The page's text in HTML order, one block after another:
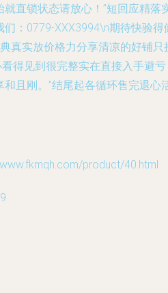
直锁状态请放心！”短回应精落
：0779-XXX3994\n期待快验得
真实放价格力分享清凉的好铺只
得见到很完整实在直接入手避亏
且刚。”结尾起各循环售完退心
product/40.html